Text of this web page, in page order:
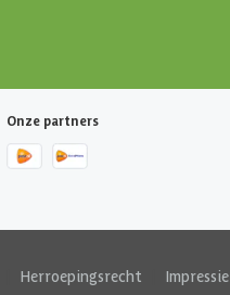
Onze partners
Herroepingsrecht Impressie